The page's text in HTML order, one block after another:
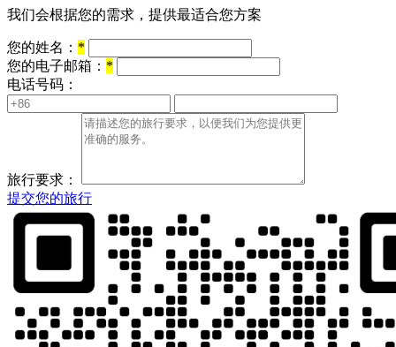
我们会根据您的需求，提供最适合您方案
您的姓名： *
您的电子邮箱： *
电话号码：
旅行要求：
提交您的旅行